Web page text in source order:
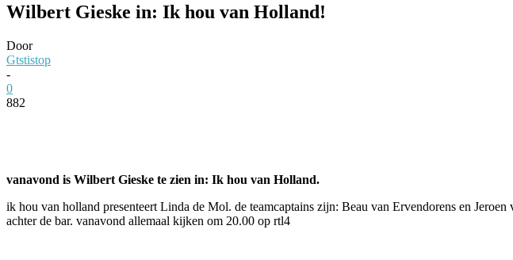
Wilbert Gieske in: Ik hou van Holland!
Door
Gtstistop
-
0
882
vanavond is Wilbert Gieske te zien in: Ik hou van Holland.
ik hou van holland presenteert Linda de Mol. de teamcaptains zijn: Beau van Ervendorens en
achter de bar. vanavond allemaal kijken om 20.00 op rtl4